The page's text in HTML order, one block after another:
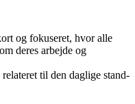
og fokuseret, hvor alle
deres arbejde og
til den daglige stand-